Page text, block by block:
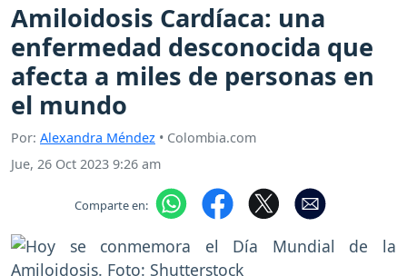
Amiloidosis Cardíaca: una
enfermedad desconocida que
afecta a miles de personas en
el mundo
Por: Alexandra Méndez • Colombia.com
Jue, 26 Oct 2023 9:26 am
Comparte en: